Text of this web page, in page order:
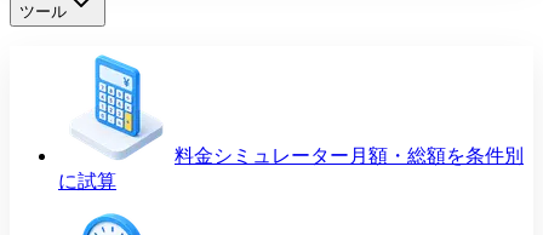
ツール
料金シミュレーター 月額・総額を条件別
に試算